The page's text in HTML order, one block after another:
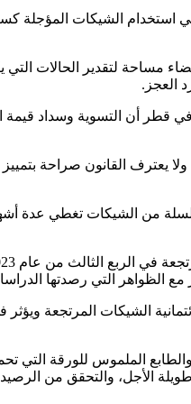
استخدام الشيكات المؤجلة
مساحة لتقدير الحالات التي
العجز.
قطر أن التسوية وسداد قيمة
ولا يعترف القانون صراحة
سلسلة من الشيكات تغطي عدة
الشيكات المرتجعة
الملموس للورقة التي
طويلة الأجل، والتحقق من